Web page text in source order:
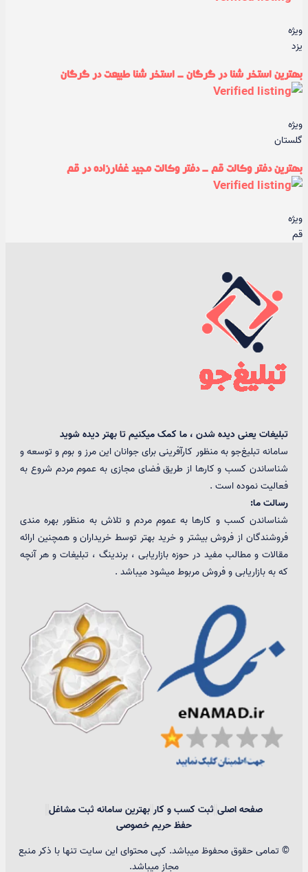
ویژه
یزد
بهترین استخر شنا در گرگان - استخر شنا طبیعت در گرگان
ویژه
گلستان
بهترین دفتر وکالت قم - دفتر وکالت مجید غفارزاده در قم
ویژه
قم
تبلیغات یعنی دیده شدن ، ما کمک میکنیم تا بهتر دیده شوید
سامانه تبلیغ‌جو به منظور کارآفرینی برای جوانان این مرز و بوم و توسعه و
شناساندن کسب و کارها از طریق فضای مجازی به عموم مردم شروع به
فعالیت نموده است .
رسالت ما:
شناساندن کسب و کارها به عموم مردم و تلاش به منظور بهره مندی
فروشندگان از فروش بیشتر و خرید بهتر توسط خریداران و همچنین ارائه
مقالات و مطالب مفید در حوزه بازاریابی ، برندینگ ، تبلیغات و هر آنچه
که به بازاریابی و فروش مربوط میشود میباشد .
صفحه اصلی ثبت کسب و کار بهترین سامانه ثبت مشاغل
حفظ حریم خصوصی
© تمامی حقوق محفوظ میباشد. کپی محتوای این سایت تنها با ذکر منبع
مجاز میباشد.